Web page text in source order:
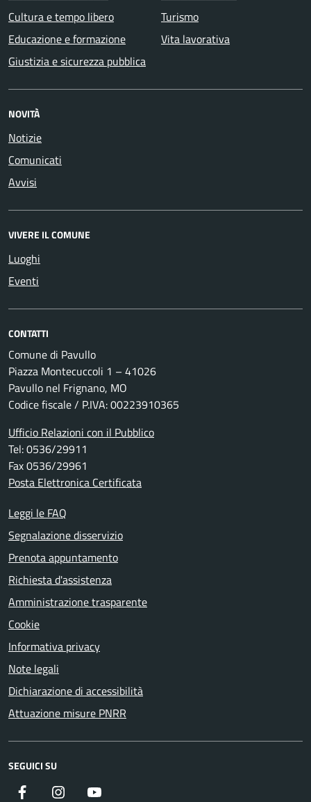
Cultura e tempo libero
Educazione e formazione
Giustizia e sicurezza pubblica
Turismo
Vita lavorativa
NOVITÀ
Notizie
Comunicati
Avvisi
VIVERE IL COMUNE
Luoghi
Eventi
CONTATTI
Comune di Pavullo
Piazza Montecuccoli 1 – 41026
Pavullo nel Frignano, MO
Codice fiscale / P.IVA: 00223910365
Ufficio Relazioni con il Pubblico
Tel: 0536/29911
Fax 0536/29961
Posta Elettronica Certificata
Leggi le FAQ
Segnalazione disservizio
Prenota appuntamento
Richiesta d'assistenza
Amministrazione trasparente
Cookie
Informativa privacy
Note legali
Dichiarazione di accessibilità
Attuazione misure PNRR
SEGUICI SU
Facebook Instagram